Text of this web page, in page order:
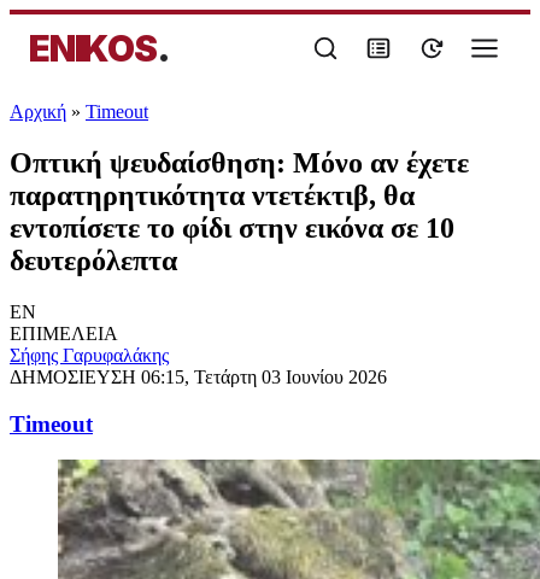
ENIKOS.
Αρχική » Timeout
Οπτική ψευδαίσθηση: Μόνο αν έχετε
παρατηρητικότητα ντετέκτιβ, θα
εντοπίσετε το φίδι στην εικόνα σε 10
δευτερόλεπτα
EN
ΕΠΙΜΕΛΕΙΑ
Σήφης Γαρυφαλάκης
ΔΗΜΟΣΙΕΥΣΗ 06:15, Τετάρτη 03 Ιουνίου 2026
Timeout